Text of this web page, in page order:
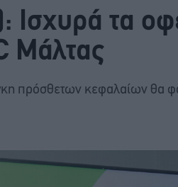
Ισχυρά τα
Μάλτας
πρόσθετων κεφαλαίων θα